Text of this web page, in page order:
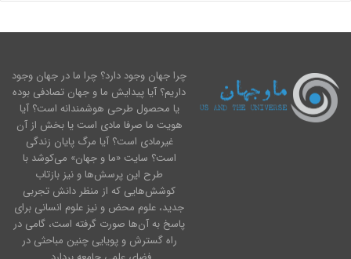
چرا جهان وجود دارد؟ چرا ما در جهان وجود
داریم؟ آیا پیدایش ما و جهان تصادفی بوده
یا محصول طرحی هوشمندانه است؟ آیا
هویت ما صرفا مادی است یا بخش از آن
غیرمادی است؟ آیا مرگ پایان زندگی
است؟ سایت «ما و جهان» می‌کوشد با
طرح این پرسش‌ها و نیز بازتاب
کوشش‌هایی که از منظر دانش تجربی
جدید، علوم محض و نیز علوم انسانی برای
پاسخ به آن‌ها صورت گرفته است، گامی در
راه گسترش و پویایی چنین مباحثی در